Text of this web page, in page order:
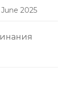
2025